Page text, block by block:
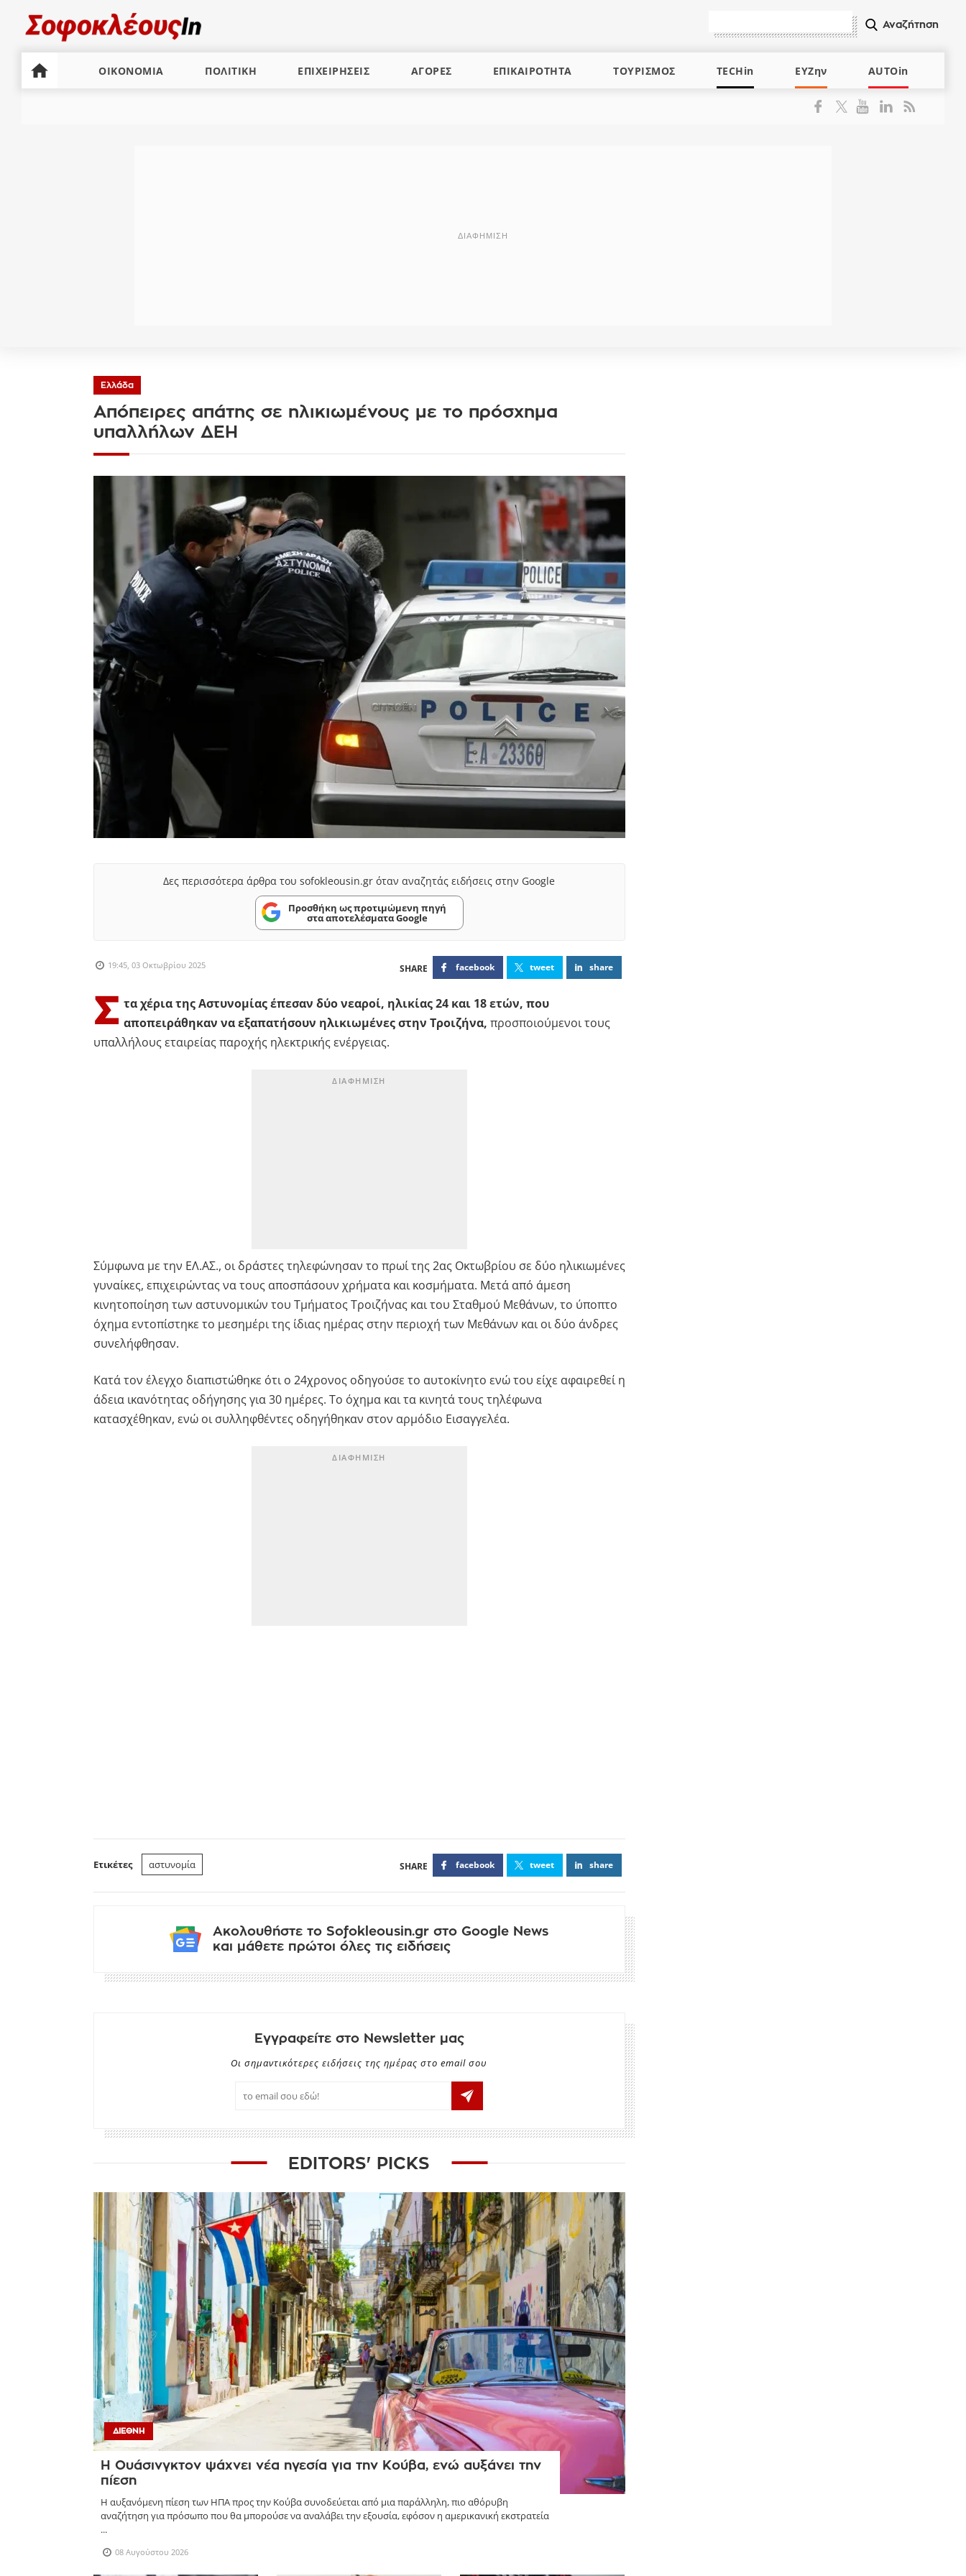
ΟΙΚΟΝΟΜΙΑ ΠΟΛΙΤΙΚΗ ΕΠΙΧΕΙΡΗΣΕΙΣ ΑΓΟΡΕΣ ΕΠΙΚΑΙΡΟΤΗΤΑ ΤΟΥΡΙΣΜΟΣ TECHin ΕΥΖην AUTOin
Ελλάδα
Απόπειρες απάτης σε ηλικιωμένους με το πρόσχημα
υπαλλήλων ΔΕΗ
Δες περισσότερα άρθρα του sofokleousin.gr όταν αναζητάς ειδήσεις στην Google
Προσθήκη ως προτιμώμενη πηγή
στα αποτελέσματα Google
19:45, 03 Οκτωβρίου 2025 facebook tweet share
Σ τα χέρια της Αστυνομίας έπεσαν δύο νεαροί, ηλικίας 24 και 18 ετών, που
αποπειράθηκαν να εξαπατήσουν ηλικιωμένες στην Τροιζήνα, προσποιούμενοι τους
υπαλλήλους εταιρείας παροχής ηλεκτρικής ενέργειας.
Σύμφωνα με την ΕΛ.ΑΣ., οι δράστες τηλεφώνησαν το πρωί της 2ας Οκτωβρίου σε δύο ηλικιωμένες
γυναίκες, επιχειρώντας να τους αποσπάσουν χρήματα και κοσμήματα. Μετά από άμεση
κινητοποίηση των αστυνομικών του Τμήματος Τροιζήνας και του Σταθμού Μεθάνων, το ύποπτο
όχημα εντοπίστηκε το μεσημέρι της ίδιας ημέρας στην περιοχή των Μεθάνων και οι δύο άνδρες
συνελήφθησαν.
Κατά τον έλεγχο διαπιστώθηκε ότι ο 24χρονος οδηγούσε το αυτοκίνητο ενώ του είχε αφαιρεθεί η
άδεια ικανότητας οδήγησης για 30 ημέρες. Το όχημα και τα κινητά τους τηλέφωνα
κατασχέθηκαν, ενώ οι συλληφθέντες οδηγήθηκαν στον αρμόδιο Εισαγγελέα.
Ετικέτες αστυνομία facebook tweet share
Ακολουθήστε το Sofokleousin.gr στο Google News
και μάθετε πρώτοι όλες τις ειδήσεις
Εγγραφείτε στο Newsletter μας
Οι σημαντικότερες ειδήσεις της ημέρας στο email σου
EDITORS' PICKS
ΔΙΕΘΝΉ
Η Ουάσινγκτον ψάχνει νέα ηγεσία για την Κούβα, ενώ αυξάνει την
πίεση
Η αυξανόμενη πίεση των ΗΠΑ προς την Κούβα συνοδεύεται από μια παράλληλη, πιο αθόρυβη
αναζήτηση για πρόσωπο που θα μπορούσε να αναλάβει την εξουσία, εφόσον η αμερικανική εκστρατεία
...
08 Αυγούστου 2026